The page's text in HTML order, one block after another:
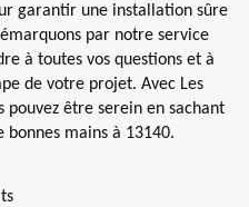
garantir une installation sûre
par notre service
à toutes vos questions et à
de votre projet. Avec Les
pouvez être serein en sachant
mains à 13140.